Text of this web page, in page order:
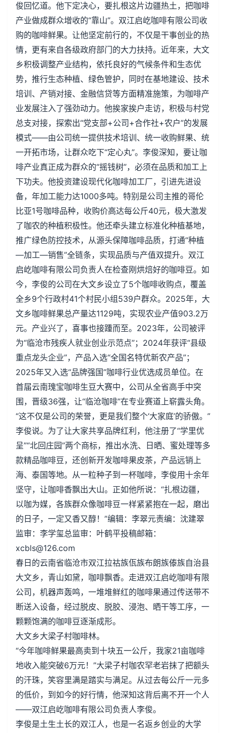
俊回忆道。他下定决心，要扎根这片边疆热土，把咖啡
产业做成群众增收的“靠山”。双江启屹咖啡有限公司收
购的咖啡鲜果。让他坚定前行的，不仅是干事创业的热
情，更有来自各级政府部门的大力扶持。近年来，大文
乡积极调整产业结构，依托良好的气候条件和生态优
势，推行生态种植、绿色管护，同时在基地建设、技术
培训、产销对接、金融信贷等方面精准施策，为咖啡产
业发展注入了强劲动力。他挨家挨户走访，积极与村党
总支对接，探索出“党支部+公司+合作社+农户”的发展
模式——由公司统一提供技术培训、统一收购鲜果、统
一开拓市场，让群众吃下“定心丸”。李俊深知，要让咖
啡产业真正成为群众的“摇钱树”，必须在品质和加工上
下功夫。他投资建设现代化咖啡加工厂，引进先进设
备，年加工能力达1000多吨。特别是公司主推的哥伦
比亚1号咖啡品种，收购价高达每公斤40元，极大激发
了咖农的种植积极性。他还牵头建立标准化种植基地，
推广绿色防控技术，从源头保障咖啡品质，打通“种植
—加工—销售”全链条，实现品质与产值双提升。双江
启屹咖啡有限公司负责人在检查刚烘焙好的咖啡豆。如
今，李俊的公司在大文乡设立了5个咖啡收购点，覆盖
全乡9个行政村41个村民小组539户群众。2025年，大
文乡咖啡鲜果总产量达1129吨，实现农业产值903.2万
元。产业兴了，喜事也接踵而至。2023年，公司被评
为“临沧市残疾人就业创业示范点”；2024年获评“县级
重点龙头企业”，产品入选“全国名特优新农产品”；
2025年又入选“品牌强国”咖啡行业优选成员单位。在
首届云南瑰宝咖啡生豆大赛中，公司从全省高手中突
围，晋级36强，让“临沧咖啡”在专业赛道上崭露头角。
“这不仅是公司的荣誉，更是我们整个‘大家庭’的骄傲。”
李俊说。为了让大家共享品牌红利，他注册了“学里优
呈”“北回庄园”两个商标，推出水洗、日晒、蜜处理等多
款精品咖啡豆，还创新开发咖啡果皮茶，产品远销上
海、泰国等地。从一粒种子到一杯咖啡，李俊用十余年
坚守，让咖啡香飘出大山。正如他所说：“扎根边疆，
以咖为媒，各族群众像咖啡豆一样紧紧抱在一起，磨出
的日子，一定又香又醇！”编辑：李翠元责编：沈建翠
监审：李学玺总监审：叶鹤平投稿邮箱：
xcbls@126.com
春日的云南省临沧市双江拉祜族佤族布朗族傣族自治县
大文乡，青山如黛，咖啡飘香。走进双江启屹咖啡有限
公司，机器声轰鸣，一堆堆鲜红的咖啡果通过传送带不
断送入设备，经过脱皮、脱胶、浸泡、晒干等工序，一
颗颗饱满的咖啡豆逐渐成形。
大文乡大梁子村咖啡林。
“今年咖啡鲜果最高卖到十块五一公斤，我家21亩咖啡
地收入能突破6万元！”大梁子村咖农罕老岩抹了把额头
的汗珠，笑容里满是踏实与满足。从过去每公斤一元多
的低价，到如今的好行情，他深知这背后离不开一个人
——双江启屹咖啡有限公司负责人李俊。
李俊是土生土长的双江人，也是一名返乡创业的大学